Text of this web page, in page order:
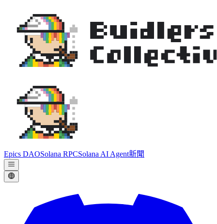
Epics DAOSolana RPCSolana AI Agent新聞